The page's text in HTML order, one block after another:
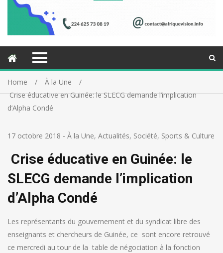
Home
À la Une
Crise éducative en Guinée: le SLECG demande l’implication
d’Alpha Condé
17 octobre 2018 - À la Une, Actualités, Société, Sports & Culture
Crise éducative en Guinée: le
SLECG demande l’implication
d’Alpha Condé
Les représentants du gouvernement et du syndicat libre des
enseignants et chercheurs de Guinée, ce sont encore retrouvé
ce mercredi au tour de la table de négociation à la fonction